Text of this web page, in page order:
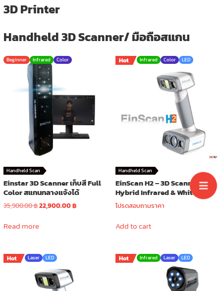
3D Printer
Handheld 3D Scanner/ มือถือสแกน
Beginner Infrared Color
Handheld Scan
Einstar 3D Scanner เก็บสี Full
Color สแกนกลางแจ้งได้
35,900.00฿Original
was:
22,900.00฿Current
Read more
Hot Infrared Color LED
Handheld Scan
EinScan H2 – 3D Scanner
Hybrid Infrared & White LED
โปรดสอบถามราคา
Add to cart
Hot Laser LED Hot Infrared Laser LED